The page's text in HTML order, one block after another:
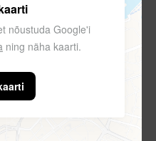
nõustuda Google'i
ning näha kaarti.